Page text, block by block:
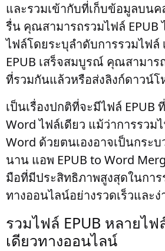
และรวมเข้ากับที่เก็บข้อมูลบนค
รื่น คุณสามารถรวมไฟล์ EPUB
ไฟล์โดยระบุลำดับการรวมไฟล์
EPUB เสร็จสมบูรณ์ คุณสามา
ที่รวมกันแล้วหรือส่งลิงก์ดาวน์โ
เป็นเรื่องปกติที่จะมีไฟล์ EPUB
Word ไฟล์เดียว แม้ว่าการรวม
Word ด้วยตนเองอาจเป็นกระบ
นาน แอพ EPUB to Word
มือที่มีประสิทธิภาพสูงสุดในการ
ทางออนไลน์อย่างรวดเร็วและง่
รวมไฟล์ EPUB หลายไฟ
เดียวทางออนไลน์